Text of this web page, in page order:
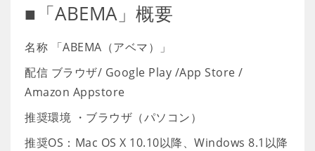
■「ABEMA」概要
名称 「ABEMA（アベマ）」
配信 ブラウザ/ Google Play /App Store /
Amazon Appstore
推奨環境 ・ブラウザ（パソコン）
推奨OS：Mac OS X 10.10以降、Windows 8.1以降